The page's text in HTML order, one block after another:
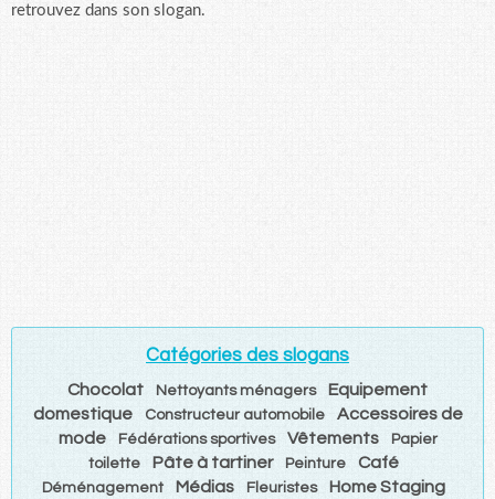
retrouvez dans son slogan.
Catégories des slogans
Chocolat Nettoyants ménagers
Equipement
domestique
Constructeur automobile
Accessoires de
mode
Fédérations sportives Vêtements
Papier
toilette
Pâte à tartiner Peinture Café
Déménagement Médias Fleuristes Home Staging